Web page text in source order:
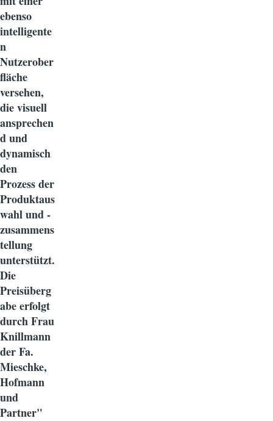
ebenso
intelligente
n
Nutzerober
fläche
versehen,
die visuell
ansprechen
d und
dynamisch
den
Prozess der
Produktaus
wahl und -
zusammens
tellung
unterstützt.
Die
Preisüberg
abe erfolgt
durch Frau
Knillmann
der Fa.
Mieschke,
Hofmann
und
Partner"